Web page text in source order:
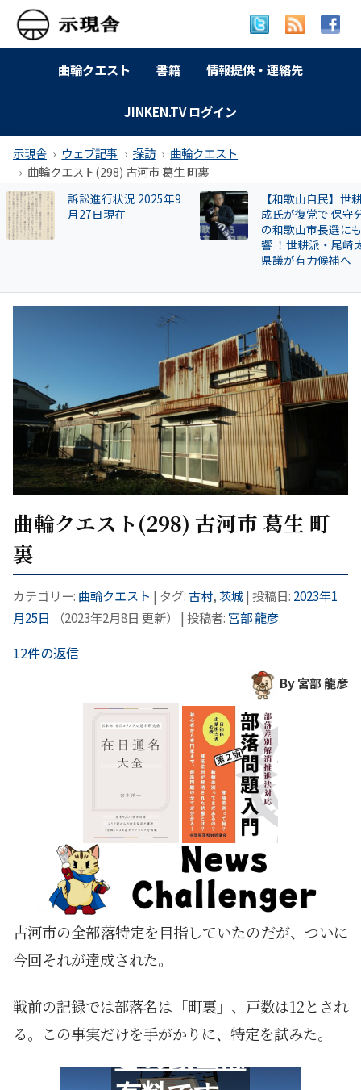
曲輪クエスト 書籍 情報提供・連絡先
JINKEN.TV ログイン
示現舎 ウェブ記事 探訪
曲輪クエスト
曲輪クエスト(298) 古河市 葛生 町裏
【和歌山自民】世耕弘
成氏が復党で 保守分裂
曲輪クエスト(462)
本町広瀬
曲輪クエスト(298) 古河市 葛生 町
裏
カテゴリー: 曲輪クエスト | タグ:古村,茨城| 投稿日: 2023年1
月25日
（2023年2月8日 更新） | 投稿者: 宮部 龍彦
12件の返信
By 宮部 龍彦
古河市の全部落特定を目指していたのだが、ついに
今回それが達成された。
戦前の記録では部落名は「町裏」、戸数は12とされ
る。この事実だけを手がかりに、特定を試みた。